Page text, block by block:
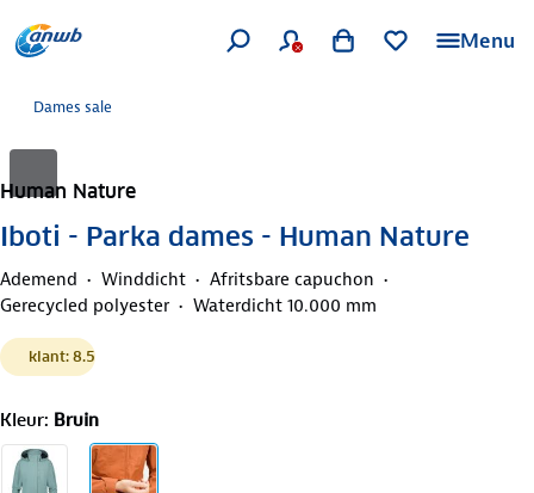
Menu
Dames sale
Human Nature
Iboti - Parka dames - Human Nature
Ademend Winddicht
Afritsbare capuchon
Gerecycled polyester
Waterdicht 10.000 mm
klant: 8.5
Kleur: Bruin